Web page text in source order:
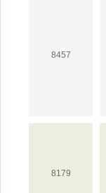
8457
8179